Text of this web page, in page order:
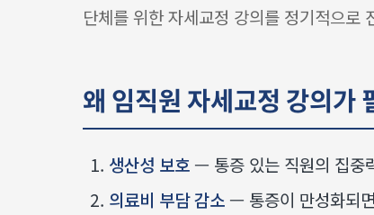
단체를 위한 자세교정 강의를 정기적으로
왜 임직원 자세교정 강의가
생산성 보호— 통증 있는 직원의 집중
의료비 부담 감소— 통증이 만성화되